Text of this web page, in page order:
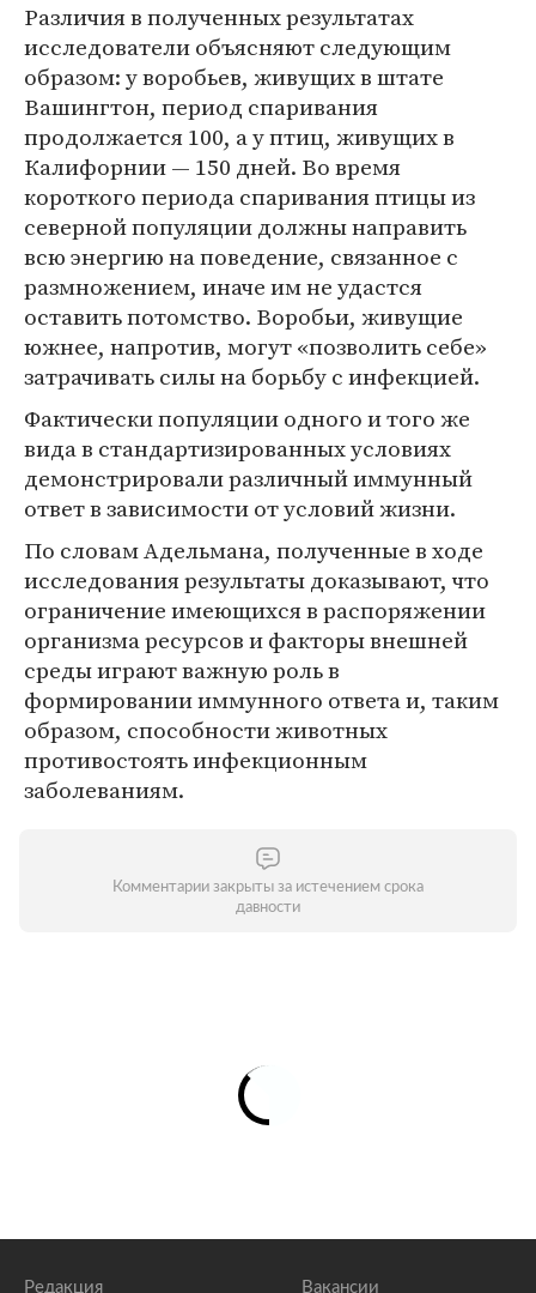
Различия в полученных результатах
исследователи объясняют следующим
образом: у воробьев, живущих в штате
Вашингтон, период спаривания
продолжается 100, а у птиц, живущих в
Калифорнии — 150 дней. Во время
короткого периода спаривания птицы из
северной популяции должны направить
всю энергию на поведение, связанное с
размножением, иначе им не удастся
оставить потомство. Воробьи, живущие
южнее, напротив, могут «позволить себе»
затрачивать силы на борьбу с инфекцией.
Фактически популяции одного и того же
вида в стандартизированных условиях
демонстрировали различный иммунный
ответ в зависимости от условий жизни.
По словам Адельмана, полученные в ходе
исследования результаты доказывают, что
ограничение имеющихся в распоряжении
организма ресурсов и факторы внешней
среды играют важную роль в
формировании иммунного ответа и, таким
образом, способности животных
противостоять инфекционным
заболеваниям.
Комментарии закрыты за истечением срока
давности
Редакция Вакансии